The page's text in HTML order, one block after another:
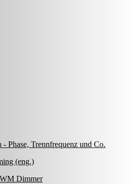
Phase, Trennfrequenz und Co.
(eng.)
Dimmer